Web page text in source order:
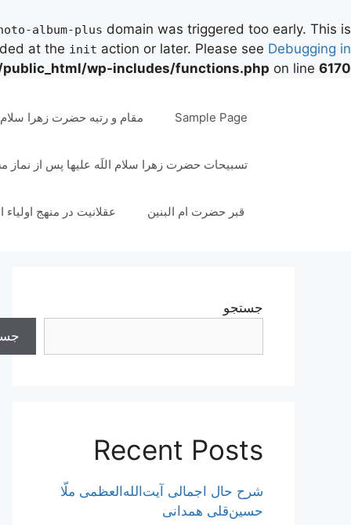
album-plus domain was triggered too early. This is
at the init action or later. Please see Debugging in
wp-includes/functions.php on line 6170
Sample Page مقام و رتبه حضرت زهرا سلام
تسبیحات حضرت زهرا سلام اللَه علیها پس از
قبر حضرت ام البنین عقلانیت در منهج اولیاء
جستجو
Recent Posts
شرح حال اجمالی آیت‌الله‌العظمی ملّا
حسین‌قلی همدانی